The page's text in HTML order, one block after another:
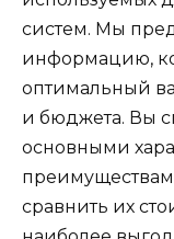
систем. Мы
информацию,
оптимальный
и бюджета. Вы
основными
сравнить их